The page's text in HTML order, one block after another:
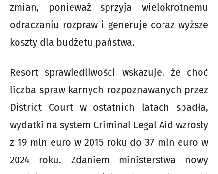
zmian, ponieważ sprzyja wielokrotnemu
odraczaniu rozpraw i generuje coraz wyższe
koszty dla budżetu państwa.
Resort sprawiedliwości wskazuje, że choć
liczba spraw karnych rozpoznawanych przez
District Court w ostatnich latach spadła,
wydatki na system Criminal Legal Aid wzrosły
z 19 mln euro w 2015 roku do 37 mln euro w
2024 roku. Zdaniem ministerstwa nowy